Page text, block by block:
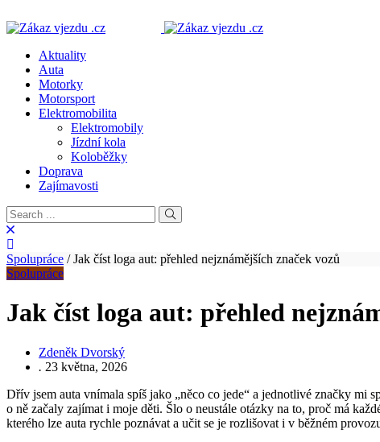
Aktuality
Auta
Motorky
Motorsport
Elektromobilita
Elektromobily
Jízdní kola
Koloběžky
Doprava
Zajímavosti
Spolupráce /Jak číst loga aut: přehled nejznámějších značek vozů
Spolupráce
Jak číst loga aut: přehled
Zdeněk Dvorský
. 23 května, 2026
Dřív jsem auta vnímala spíš jako „něco co jede“ a jednotlivé značky mi
o ně začaly zajímat i moje děti. Šlo o neustále otázky na to, proč má
kterého lze auta rychle poznávat a učit se je rozlišovat i v běžném